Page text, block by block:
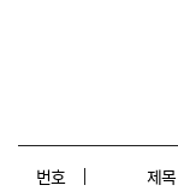
번호 제목